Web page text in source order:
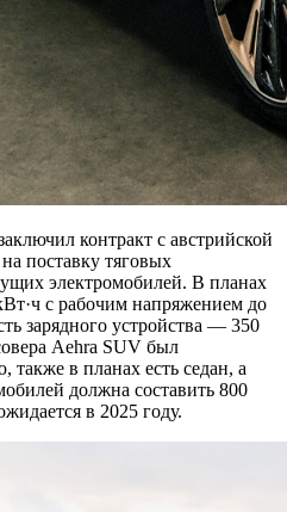
контракт с австрийской
поставку тяговых
электромобилей. В планах
с рабочим напряжением до
зарядного устройства — 350
Aehra SUV был
также в планах есть седан, а
должна составить 800
в 2025 году.